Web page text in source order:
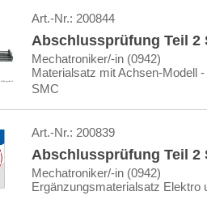
Art.-Nr.: 200844
Abschlussprüfung Teil 2
Mechatroniker/-in (0942)
Materialsatz mit Achsen-Modell
SMC
Art.-Nr.: 200839
Abschlussprüfung Teil 2
Mechatroniker/-in (0942)
Ergänzungsmaterialsatz Elektro